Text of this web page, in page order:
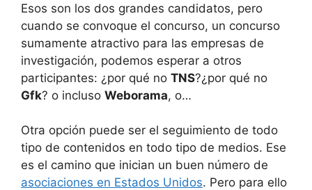
Esos son los dos grandes candidatos, pero
cuando se convoque el concurso, un concurso
sumamente atractivo para las empresas de
investigación, podemos esperar a otros
participantes: ¿por qué no TNS?¿por qué no
Gfk? o incluso Weborama, o…
Otra opción puede ser el seguimiento de todo
tipo de contenidos en todo tipo de medios. Ese
es el camino que inician un buen número de
asociaciones en Estados Unidos. Pero para ello